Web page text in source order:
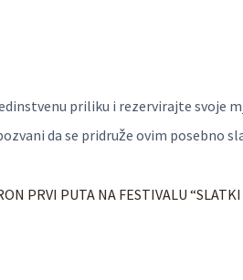
priliku i rezervirajte svoje
da se pridruže ovim posebno